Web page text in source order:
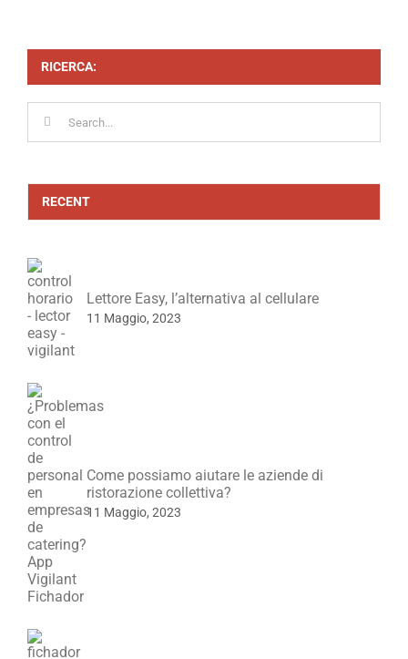
RICERCA:
RECENT
Lettore Easy, l’alternativa al cellulare
11 Maggio, 2023
Come possiamo aiutare le aziende di
ristorazione collettiva?
11 Maggio, 2023